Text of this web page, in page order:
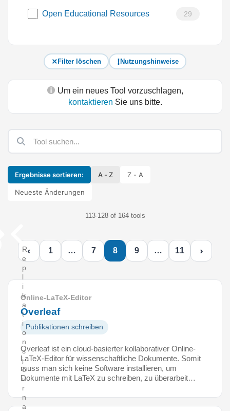
Open Educational Resources 29
Filter löschen Nutzungshinweise
Um ein neues Tool vorzuschlagen,
kontaktieren Sie uns bitte.
Ergebnisse sortieren: A - Z Z - A
Neueste Änderungen
113-128 of 164 tools
R
e
p
l
i
k
a
t
i
o
n
s
j
o
u
r
n
a
‹ 1 … 7 8 9 … 11 ›
Online-LaTeX-Editor
Overleaf
Publikationen schreiben
Overleaf ist ein cloud-basierter kollaborativer Online-
LaTeX-Editor für wissenschaftliche Dokumente. Somit
muss man sich keine Software installieren, um
Dokumente mit LaTeX zu schreiben, zu überarbeit…